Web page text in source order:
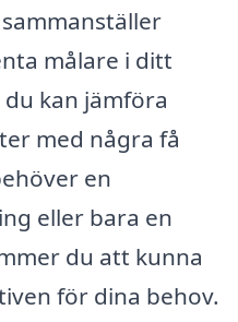
målare i ditt
kan jämföra
med några få
en
eller bara en
du att kunna
för dina behov.